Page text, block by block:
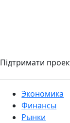
Підтримати
Экономика
Финансы
Рынки